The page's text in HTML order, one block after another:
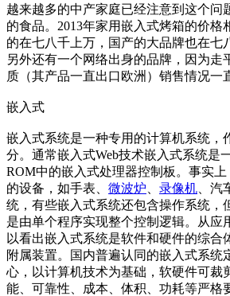
越来越多的中产家庭已经注意到这个问
的食品。2013年家用嵌入式烤箱的价格
的在七八千上万，国产的大品牌也在七
另外还有一个网络出身的品牌，因为走
质（其产品一直出口欧洲）销售情况一
嵌入式
嵌入式系统是一种专用的计算机系统，
分。通常嵌入式Web技术嵌入式系统是
ROM中的嵌入式处理器控制板。事实
的设备，如手表、 微波炉 录像机 、
统，有些嵌入式系统还包含操作系统，
是由单个程序实现整个控制逻辑。从应
以看出嵌入式系统是软件和硬件的综合
附属装置。国内普遍认同的嵌入式系统
心，以计算机技术为基础，软硬件可裁
能、可靠性、成本、体积、功耗等严格